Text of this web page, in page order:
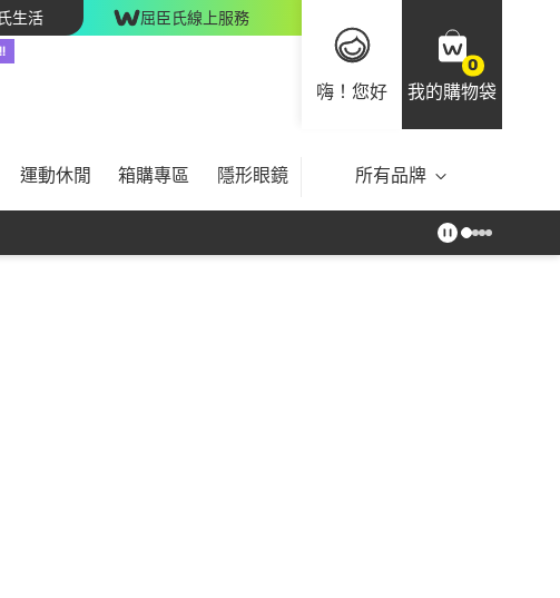
生活 屈臣氏線上服務
嗨！您好
0
我的購物袋
運動休閒 箱購專區 隱形眼鏡 所有品牌